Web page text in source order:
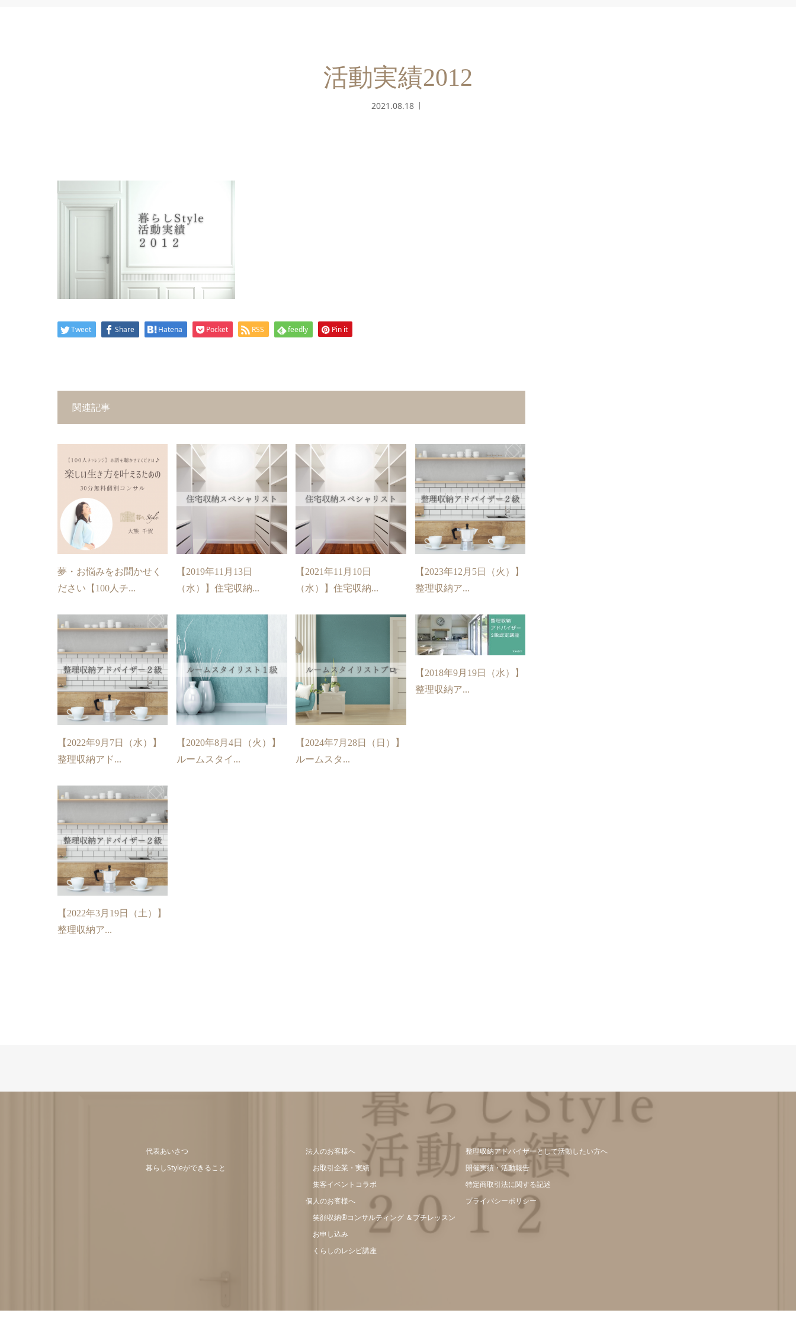
活動実績2012
2021.08.18
Tweet Share Hatena Pocket RSS feedly Pin it
関連記事
夢・お悩みをお聞かせく
ださい【100人チ...
【2019年11月13日
（水）】住宅収納...
【2021年11月10日
（水）】住宅収納...
【2023年12月5日（火）】
整理収納ア...
【2022年9月7日（水）】
整理収納アド...
【2020年8月4日（火）】
ルームスタイ...
【2024年7月28日（日）】
ルームスタ...
【2018年9月19日（水）】
整理収納ア...
【2022年3月19日（土）】
整理収納ア...
代表あいさつ
暮らしStyleができること
法人のお客様へ
お取引企業・実績
集客イベントコラボ
個人のお客様へ
笑顔収納®コンサルティング ＆プチレッスン
お申し込み
くらしのレシピ講座
整理収納アドバイザーとして活動したい方へ
開催実績・活動報告
特定商取引法に関する記述
プライバシーポリシー